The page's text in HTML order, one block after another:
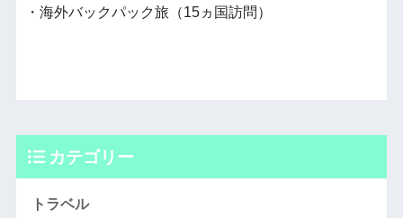
・海外バックパック旅（15ヵ国訪問）
カテゴリー
トラベル